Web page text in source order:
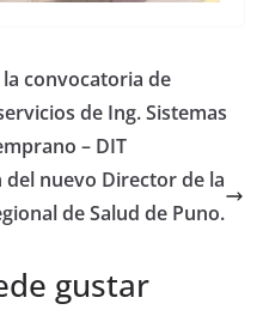
convocatoria de
de Ing. Sistemas
– DIT
nuevo Director de la
de Salud de Puno.
gustar